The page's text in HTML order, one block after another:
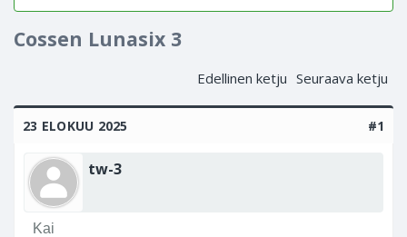
Cossen Lunasix 3
Edellinen ketju Seuraava ketju
23 ELOKUU 2025 #1
tw-3
Kai